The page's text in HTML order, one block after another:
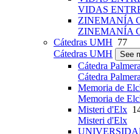
VIDAS
ZINEMANÍA
ZINEMANÍA
Cátedras UMH 77
Cátedras UMH
See
Cátedra
Cátedra
Memoria de
Memoria de
Misteri d'Elx
Misteri d'Elx